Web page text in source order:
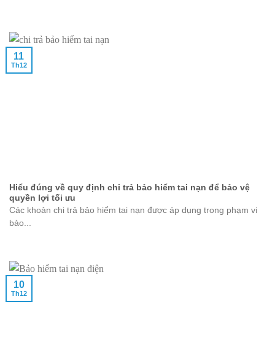
Hiểu đúng về quy định chi trả bảo hiểm tai nạn để bảo vệ
quyền lợi tối ưu
Các khoản chi trả bảo hiểm tai nạn được áp dụng trong phạm vi
bảo...
11
Th12
10
Th12